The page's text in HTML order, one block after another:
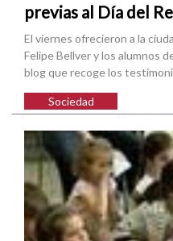
previas al Día del
El viernes ofrecieron a la
Felipe Bellver y los alumnos
blog que recoge los
Sociedad